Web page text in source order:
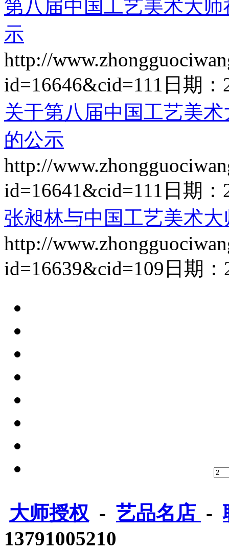
第八届中国工艺美术大
示
http://
id=16646&cid=111 日期：
关于第八届中国工艺美
的公示
http://
id=16641&cid=111 日期：
张昶林与中国工艺美术
http://
id=16639&cid=109 日期：
大师授权 - 艺品名店 -
13791005210